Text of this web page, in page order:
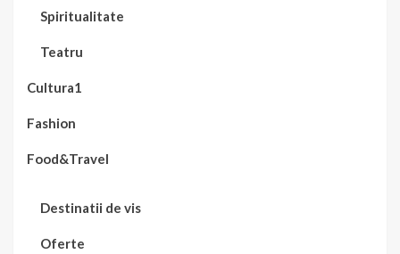
Spiritualitate
Teatru
Cultura1
Fashion
Food&Travel
Destinatii de vis
Oferte